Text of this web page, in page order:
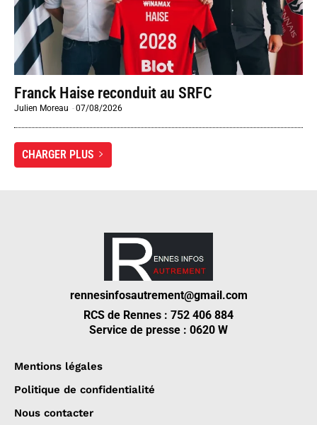
Franck Haise reconduit au SRFC
Julien Moreau -07/08/2026
CHARGER PLUS
rennesinfosautrement@gmail.com
RCS de Rennes : 752 406 884
Service de presse : 0620 W
Mentions légales
Politique de confidentialité
Nous contacter